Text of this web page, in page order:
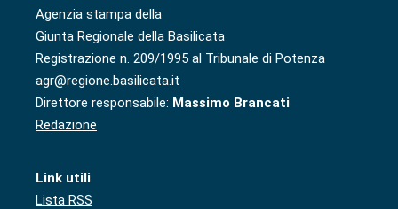
Agenzia stampa della
Giunta Regionale della Basilicata
Registrazione n. 209/1995 al Tribunale di Potenza
agr@regione.basilicata.it
Direttore responsabile: Massimo Brancati
Redazione
Link utili
Lista RSS